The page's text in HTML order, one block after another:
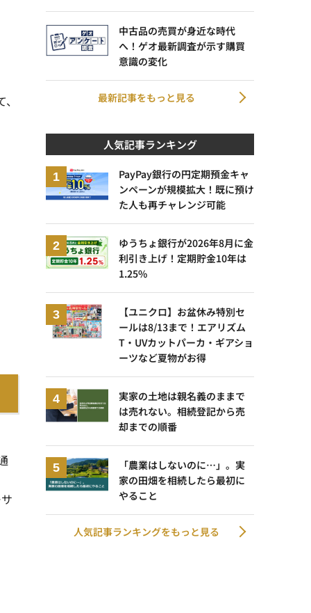
中古品の売買が身近な時代
へ！ゲオ最新調査が示す購買
意識の変化
最新記事をもっと見る
人気記事ランキング
PayPay銀行の円定期預金キャ
ンペーンが規模拡大！既に預け
た人も再チャレンジ可能
ゆうちょ銀行が2026年8月に金
利引き上げ！定期貯金10年は
1.25%
【ユニクロ】お盆休み特別セ
ールは8/13まで！エアリズム
T・UVカットパーカ・ギアショ
ーツなど夏物がお得
実家の土地は親名義のままで
は売れない。相続登記から売
却までの順番
「農業はしないのに…」。実
家の田畑を相続したら最初に
やること
人気記事ランキングをもっと見る